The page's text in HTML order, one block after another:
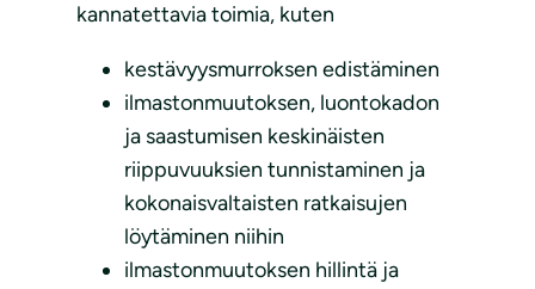
kannatettavia toimia, kuten
kestävyysmurroksen edistäminen
ilmastonmuutoksen, luontokadon
ja saastumisen keskinäisten
riippuvuuksien tunnistaminen ja
kokonaisvaltaisten ratkaisujen
löytäminen niihin
ilmastonmuutoksen hillintä ja